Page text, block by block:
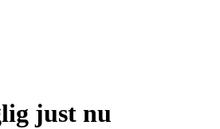
just nu